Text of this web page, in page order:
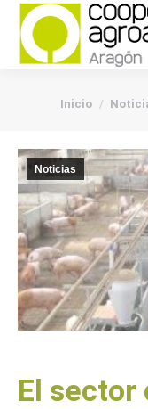
You are here:
Inicio
Noticias
El sector